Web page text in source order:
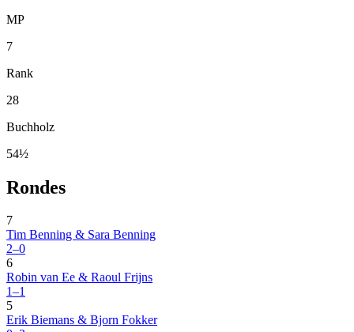
MP
7
Rank
28
Buchholz
54½
Rondes
7
Tim Benning & Sara Benning
2–0
6
Robin van Ee & Raoul Frijns
1–1
5
Erik Biemans & Bjorn Fokker